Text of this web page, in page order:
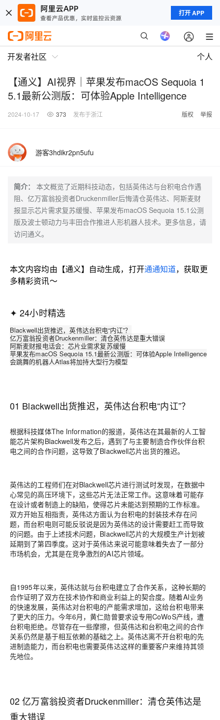
打开 APP
开发者社区 个人
【通义】AI视界｜苹果发布macOS Sequoia 1
5.1最新公测版：可体验Apple Intelligence
2024-10-17 373 发布于浙江 版权 举报
游客3hdikr2pn5ufu
简介：
本文概览了近期科技动态，包括英伟达与台积电合作遇
阻、亿万富翁投资者Druckenmiller后悔清仓英伟达、阿斯麦财
报显示芯片需求复苏缓慢、苹果发布macOS Sequoia 15.1公测
版及波士顿动力与丰田合作推进人形机器人技术。更多信息，请
访问通义。
本文内容均由【通义】自动生成，打开通通知道，获取更
多精彩资讯～
✦24小时精选
Blackwell出货推迟，英伟达台积电“内讧”？
亿万富翁投资者Druckenmiller：清仓英伟达是重大错误
阿斯麦财报电话会：芯片业需求复苏缓慢
苹果发布macOS Sequoia 15.1最新公测版：可体验Apple Intelligence
会跳舞的机器人Atlas将加持大型行为模型
01 Blackwell出货推迟，英伟达台积电“内讧”？
根据科技媒体The Information的报道，英伟达在其最新的人工智
能芯片架构Blackwell发布之后，遇到了与主要制造合作伙伴台积
电之间的合作问题，这导致了Blackwell芯片出货的推迟。
英伟达的工程师们在对Blackwell芯片进行测试时发现，在数据中
心常见的高压环境下，这些芯片无法正常工作。这意味着可能存
在设计或者制造上的缺陷，使得芯片未能达到预期的工作标准。
双方开始互相指责，英伟达方面认为台积电的封装技术存在问
题，而台积电则可能反驳说是因为英伟达的设计需要赶工而导致
的问题。由于上述技术问题，Blackwell芯片的大规模生产计划被
延期到了第四季度。这对于英伟达来说可能意味着失去了一部分
市场机会，尤其是在竞争激烈的AI芯片领域。
自1995年以来，英伟达就与台积电建立了合作关系，这种长期的
合作证明了双方在技术协作和商业利益上的契合度。随着AI业务
的快速发展，英伟达对台积电的产能需求增加，这给台积电带来
了更大的压力。今年6月，黄仁勋曾要求设专用CoWoS产线，遭
台积电拒绝。尽管存在一些摩擦，但英伟达和台积电之间的合作
关系仍然是基于相互依赖的基础之上。英伟达离不开台积电的先
进制造能力，而台积电也需要英伟达这样的重要客户来维持其领
先地位。
02 亿万富翁投资者Druckenmiller：清仓英伟达是
重大错误